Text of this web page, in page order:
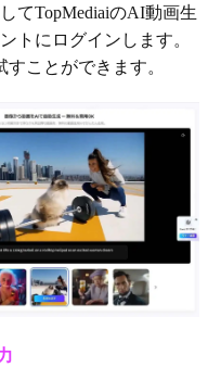
てTopMediaiのAI動画生
トにログインします。
ことができます。